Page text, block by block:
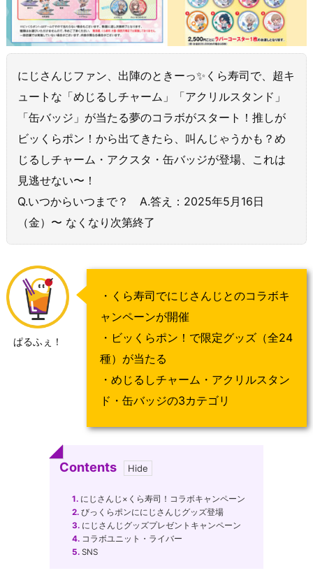
にじさんじファン、出陣のときーっ✨くら寿司で、超キ
ュートな「めじるしチャーム」「アクリルスタンド」
「缶バッジ」が当たる夢のコラボがスタート！推しが
ビッくらポン！から出てきたら、叫んじゃうかも？め
じるしチャーム・アクスタ・缶バッジが登場、これは
見逃せない〜！
Q.いつからいつまで？ A.答え：2025年5月16日
（金）〜 なくなり次第終了
ぱるふぇ！
・くら寿司でにじさんじとのコラボキ
ャンペーンが開催
・ビッくらポン！で限定グッズ（全24
種）が当たる
・めじるしチャーム・アクリルスタン
ド・缶バッジの3カテゴリ
Contents
1. にじさんじ×くら寿司！コラボキャンペーン
2. びっくらポンににじさんじグッズ登場
3. にじさんじグッズプレゼントキャンペーン
4. コラボユニット・ライバー
5. SNS